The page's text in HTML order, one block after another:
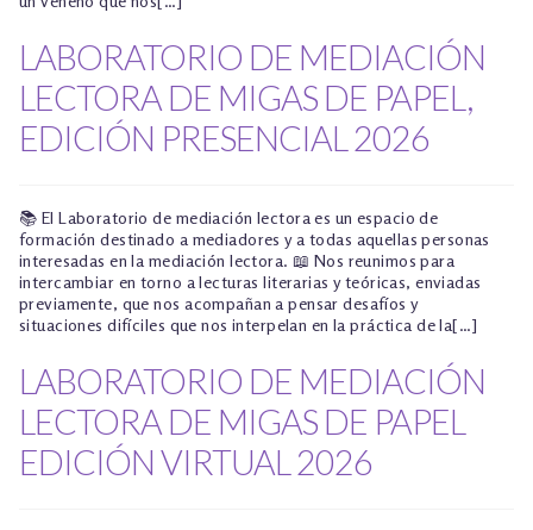
LABORATORIO DE MEDIACIÓN
LECTORA DE MIGAS DE PAPEL,
EDICIÓN PRESENCIAL 2026
📚 El Laboratorio de mediación lectora es un espacio de
formación destinado a mediadores y a todas aquellas personas
interesadas en la mediación lectora. 📖 Nos reunimos para
intercambiar en torno a lecturas literarias y teóricas, enviadas
previamente, que nos acompañan a pensar desafíos y
situaciones difíciles que nos interpelan en la práctica de la[…]
LABORATORIO DE MEDIACIÓN
LECTORA DE MIGAS DE PAPEL
EDICIÓN VIRTUAL 2026